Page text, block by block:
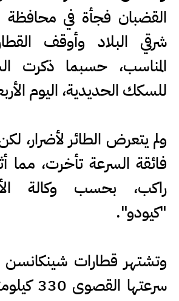
القضبان فجأة في
شرقي البلاد وأوقف
المناسب، حسبما ذكرت
للسكك الحديدية، اليوم
ولم يتعرض الطائر لأضرار،
راكب، بحسب وكالة
"كيودو".
وتشتهر قطارات شينكانسن
سرعتها